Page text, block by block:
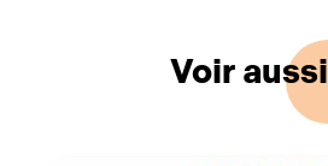
Voir aussi